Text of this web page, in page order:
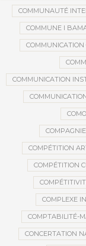
COMMUNAUTÉ
COMMUNE I
COMMUNICATION
COMMUNICATION
COMPÉTITION
COMPÉTITION
COMPLEXE
COMPTABILITÉ-
CONCERTATION